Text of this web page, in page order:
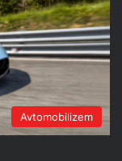
Avtomobilizem